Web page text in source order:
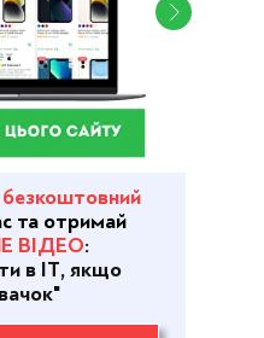
безкоштовний
та отримай
ВІДЕО:
в ІТ, якщо